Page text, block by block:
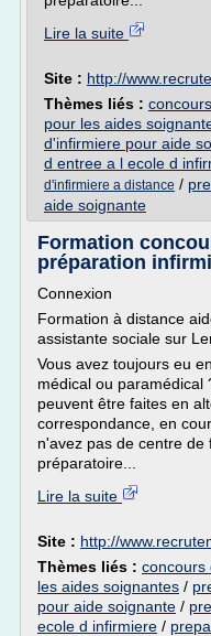
Lire la suite
Site : http://
Thèmes liés :
pour les aides
d'infirmiere pour aide
d entree a l ecole d
d'infirmiere a distance /
aide soignante
Formation
préparation
Connexion
Formation à distance
assistante sociale sur
Vous avez toujours eu
médical ou paramédical
peuvent être faites en
correspondance, en
n'avez pas de centre de
préparatoire...
Lire la suite
Site : http://
Thèmes liés : concours
les aides soignantes /
pour aide soignante /
ecole d infirmiere /